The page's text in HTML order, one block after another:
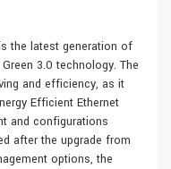
the latest generation of
3.0 technology. The
and efficiency, as it
Efficient Ethernet
and configurations
after the upgrade from
options, the